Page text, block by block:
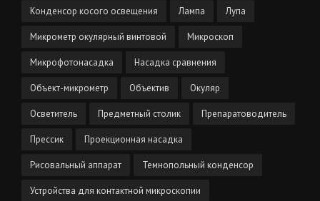
Конденсор косого освещения Лампа Лупа
Микрометр окулярный винтовой Микроскоп
Микрофотонасадка Насадка сравнения
Объект-микрометр Объектив Окуляр
Осветитель Предметный столик Препаратоводитель
Прессик Проекционная насадка
Рисовальный аппарат Темнопольный конденсор
Устройства для контактной микроскопии